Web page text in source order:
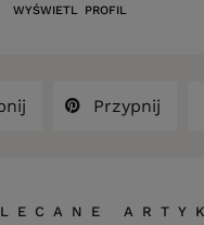
WYŚWIETL PROFIL
Przypnij